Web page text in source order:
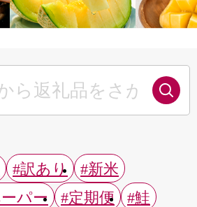
#訳あり
#新米
パー
#定期便
#鮭